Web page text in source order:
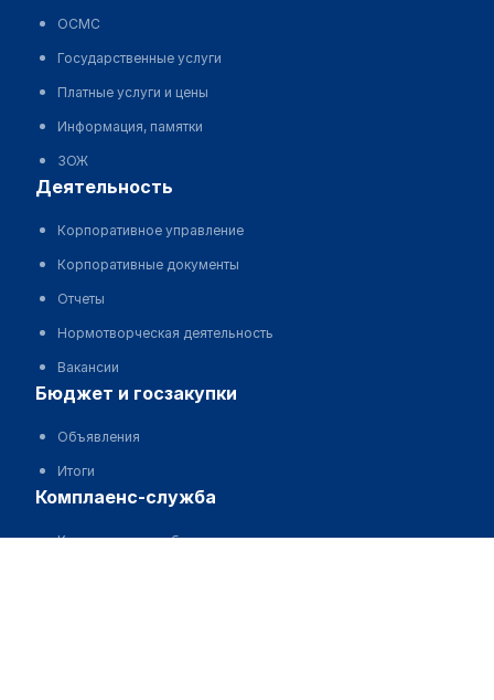
ОСМС
Государственные услуги
Платные услуги и цены
Информация, памятки
ЗОЖ
деятельность
Корпоративное управление
Корпоративные документы
Отчеты
Нормотворческая деятельность
Вакансии
бюджет и госзакупки
Объявления
Итоги
комплаенс-служба
Комплаенс-служба